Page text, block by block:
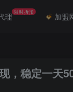
理 限时折扣 加盟
，稳定一天